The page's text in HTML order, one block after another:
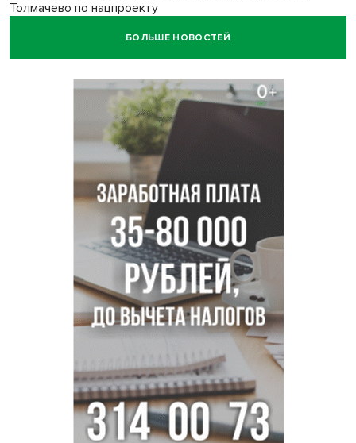
Толмачево по нацпроекту
В Новосибирске зафиксирован рост заболеваемости
В Новосибирске осудили внука за продажу дедова ружья
псевдо-мигранту
В Новосибирске по КРТ сдали первую очередь
миниполиса «Фора»
О пустырях в центре Новосибирска из-за лимита
площади КРТ предупредили эксперты
БОЛЬШЕ НОВОСТЕЙ